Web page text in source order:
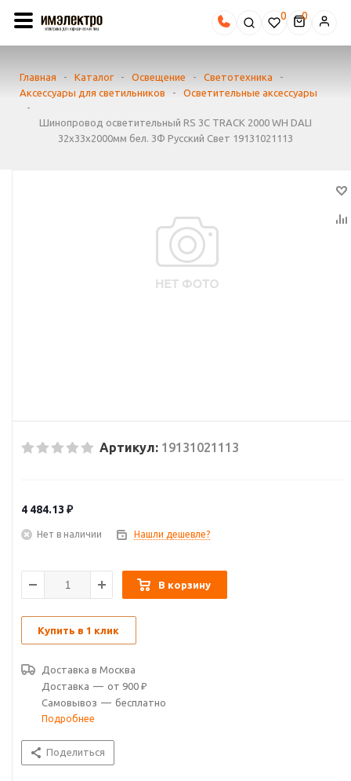
0
Главная - Каталог - Освещение - Светотехника
-
Аксессуары для светильников
-
Осветительные аксессуары
-
Шинопровод осветительный RS 3C TRACK 2000 WH DALI
32х33х2000мм бел. 3Ф Русский Свет 19131021113
Артикул: 19131021113
4 484.13 ₽
Нет в наличии Нашли дешевле?
В корзину
Купить в 1 клик
Доставка в Москва
Доставка — от 900 ₽
Самовывоз — бесплатно
Подробнее
Поделиться